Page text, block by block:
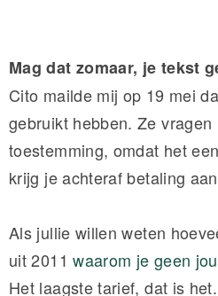
Mag dat zomaar, je tekst
Cito mailde mij op 19 mei
gebruikt hebben. Ze vragen
toestemming, omdat het
krijg je achteraf betaling
Als jullie willen weten
uit 2011waarom je geen
Het laagste tarief, dat is